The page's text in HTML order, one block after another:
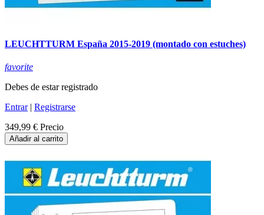
LEUCHTTURM España 2015-2019 (montado con estuches)
favorite
Debes de estar registrado
Entrar| Registrarse
349,99 € Precio
Añadir al carrito